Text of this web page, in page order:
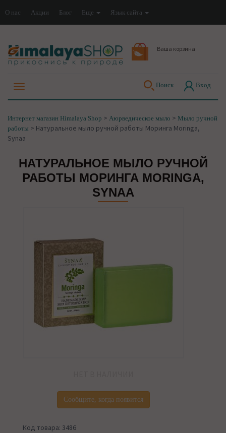
О нас Акции Блог Еще Язык сайта
Ваша корзина
Поиск Вход
Интернет магазин Himalaya Shop > Аюрведическое мыло > Мыло ручной
работы > Натуральное мыло ручной работы Моринга Moringa,
Synaa
НАТУРАЛЬНОЕ МЫЛО РУЧНОЙ
РАБОТЫ МОРИНГА MORINGA,
SYNAA
Сообщите, когда появится
Код товара: 3486